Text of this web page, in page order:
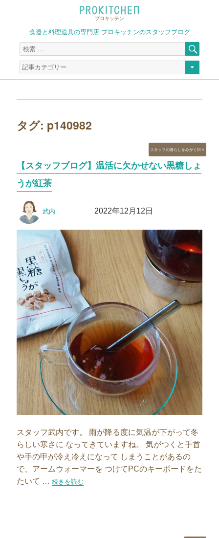
プロキッチン
食器と料理道具の専門店 プロキッチンのスタッフブログ
検
索
対
象:
索
タグ: p140982
【スタッフブログ】温活に欠かせない黒糖しょ
うが紅茶
稿
武内 2022年12月12日
カ
テ
ゴ
スタッフの暮らしをみがく日々
スタッフ武内です。 雨が降る度に気温が下がって冬
らしい寒さに なってきていますね。 気がつくと手首
や手の甲が冷え冷えになって しまうことがあるの
で、アームウォーマーを つけてPCのキーボードをた
たいて …“【スタッフブログ】温活に欠かせない黒糖しょうが紅茶”
続きを読む